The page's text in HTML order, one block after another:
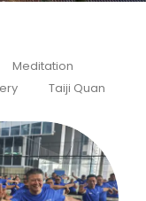
Meditation
Taiji Quan